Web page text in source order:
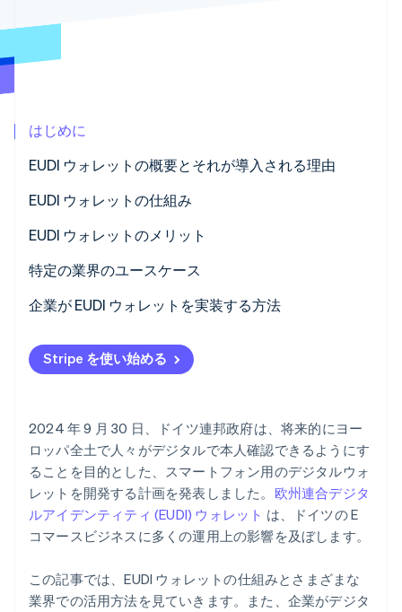
不正防止
Identity
オンライン本人確認
Stripe Sessions 2026
Stripe が AI の経済インフラをどのように構築しているかを
こちらをご覧ください
はじめに
EUDI ウォレットの概要とそれが導入される理由
EUDI ウォレットの仕組み
設定
本人確認情報の保存
認証と申請
EUDI ウォレットのメリット
迅速で安全な顧客識別
法的拘束力のあるデジタル署名
クロスボーダー取引の簡素化
効率の向上とコストの削減
競争力の強化
特定の業界のユースケース
金融
小売
医療
企業が EUDI ウォレットを実装する方法
情報テクノロジー (IT) インフラのアップグレード
従業員のトレーニング
顧客の関与
Stripe を使い始める
2024 年 9 月 30 日、ドイツ連邦政府は、将来的にヨー
ロッパ全土で人々がデジタルで本人確認できるようにす
ることを目的とした、スマートフォン用のデジタルウォ
レットを開発する計画を発表しました。 欧州連合デジタ
ルアイデンティティ (EUDI) ウォレット は、ドイツの E
コマースビジネスに多くの運用上の影響を及ぼします。
この記事では、EUDI ウォレットの仕組みとさまざまな
業界での活用方法を見ていきます。また、企業がデジタ